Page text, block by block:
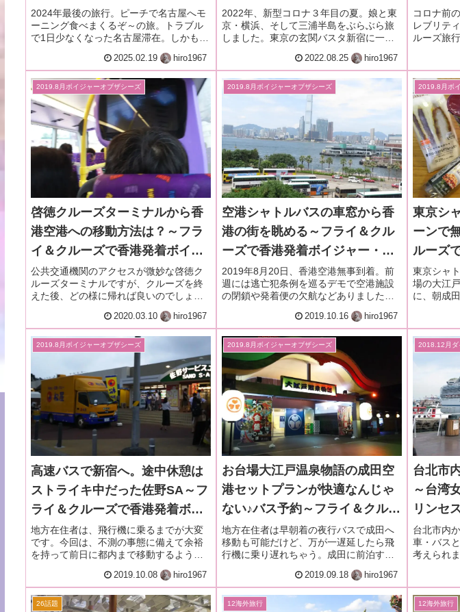
と名古屋滞在編
2024年最後の旅行。ピーチで名古屋へモ
ーニング食べまくるぞ～の旅。トラブル
で1日少なくなった名古屋滞在。しかもモ
た！美味しいホテル朝食ブッフェを食べ
た上にモーニングを食べに街へ編ｗ
2025.02.19 hiro1967
月・本編1-1
2022年、新型コロナ３年目の夏。娘と東
京・横浜、そして三浦半島をぶらぶら旅
しました。東京の玄関バスタ新宿に一番
物色しました。種類豊富で値段もピンキ
リ揃ってお値下げも結構あり。迷ったら
ココおススメです♪
2022.08.25 hiro1967
クルー
コロナ前
レブリテ
ルーズ旅
駅・大さ
ど。観光
している
2019.8月ボイジャーオブザシーズ
啓徳クルーズターミナルから香
港空港への移動方法は？～フラ
イ＆クルーズで香港発着ボイジ
ャー・オブザシーズ乗船記ー
2019.8月・本編7-4
公共交通機関のアクセスが微妙な啓徳ク
ルーズターミナルですが、クルーズを終
えた後、どの様に帰れば良いのでしょ
ど...。それぞれの移動について検討して
みました。
2020.03.10 hiro1967
2019.8月ボイジャーオブザシーズ
空港シャトルバスの車窓から香
港の街を眺める～フライ＆クル
ーズで香港発着ボイジャー・オ
ブザシーズ乗船記ー2019.8月・
本編2-3
2019年8月20日、香港空港無事到着。前
週には逃亡犯条例を巡るデモで空港施設
の閉鎖や発着便の欠航などありました。
その時の様子や、警察との衝突は衝撃的
でした。再開から空港への立入りが制限
されましたが...実際、香港空港はどうな
の？
2019.10.16 hiro1967
2019.8月ボ
東京シ
ーンで
ルーズ
オブザ
月・本
東京シャ
場の大江
に、朝成
た。T3フ
2019.8月ボイジャーオブザシーズ
高速バスで新宿へ。途中休憩は
ストライキ中だった佐野SA～フ
ライ＆クルーズで香港発着ボイ
ジャー・オブザシーズ乗船記ー
2019.8月・本編1-1
地方在住者は、飛行機に乗るまでが大変
です。今回は、不測の事態に備えて余裕
を持って前日に都内まで移動するよう高
はストライキで一躍有名になった佐野サ
ービスエリア。
2019.10.08 hiro1967
2019.8月ボイジャーオブザシーズ
お台場大江戸温泉物語の成田空
港セットプランが快適なんじゃ
ない♪バス予約～フライ＆クルー
ズで香港発着ボイジャー・オブ
ザシーズ乗船記ー2019.8月・準
地方在住者は早朝着の夜行バスで成田へ
移動も可能だけど、万が一遅延したら飛
行機に乗り遅れちゃう。成田に前泊する
語の成田空港セットプランなら宿泊費を
節約できて快適？で、東京シャトルを予
約してみました。
2019.09.18 hiro1967
2018.12月ダ
台北市
～台湾
リンセ
月・本
台北市内
車・バス
考えられ
動手段は
26話題 12海外旅行 12海外旅行